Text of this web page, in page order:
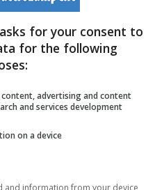
e diritto. Gli arti
sono rivolti né in
for your consent to
for the following
advertising and content
and services development
on a device
and information from your device